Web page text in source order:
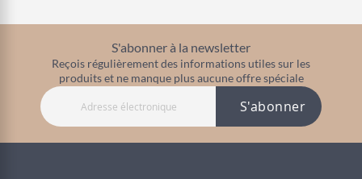
S'abonner à la newsletter
Reçois régulièrement des informations utiles sur les
produits et ne manque plus aucune offre spéciale
S'abonner